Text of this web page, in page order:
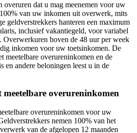
overuren dat u mag meenemen voor uw
van uw inkomen uit overwerk, mits
geldverstrekkers hanteren een maximum
inclusief vakantiegeld, voor variabel
Overwerkuren boven de 48 uur per week
inkomen voor uw toetsinkomen. De
meetelbare overureninkomen en de
en andere beloningen leest u in de
overureninkomen
overureninkomen voor uw
nemen 100% van het
van de afgelopen 12 maanden